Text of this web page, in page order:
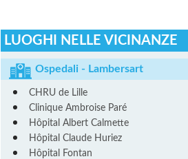
LUOGHI NELLE VICINANZE
Ospedali - Lambersart
CHRU de Lille
Clinique Ambroise Paré
Hôpital Albert Calmette
Hôpital Claude Huriez
Hôpital Fontan